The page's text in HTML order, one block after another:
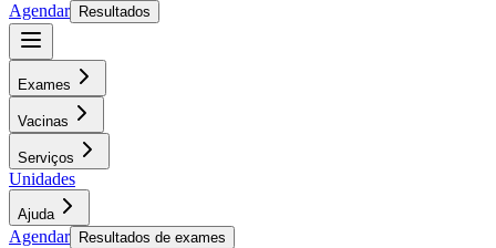
Agendar
Resultados
Exames
Vacinas
Serviços
Unidades
Ajuda
Agendar Resultados de exames